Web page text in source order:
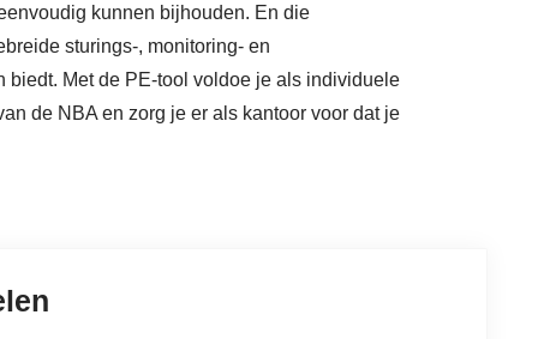
kunnen bijhouden. En die
sturings-, monitoring- en
biedt. Met de PE-tool voldoe je als individuele
de NBA en zorg je er als kantoor voor dat je